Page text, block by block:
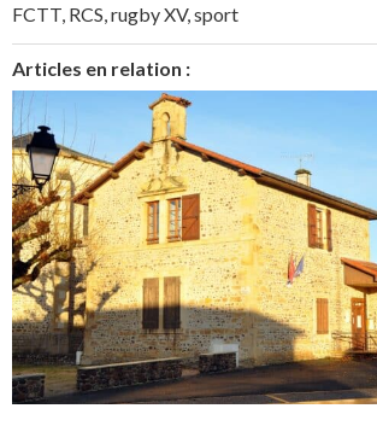
FCTT RCS rugby XV, sport
Articles en relation :